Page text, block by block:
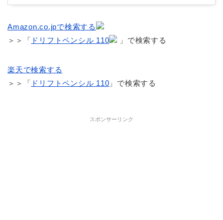
Amazon.co.jpで検索する
＞＞「 ドリフトペンシル 110 」で検索する
楽天で検索する
＞＞「 ドリフトペンシル 110 」で検索する
スポンサーリンク